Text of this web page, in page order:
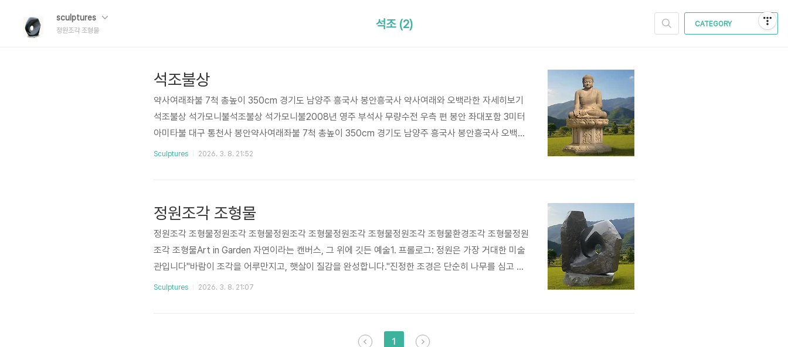
sculptures
정원조각 조형물
CATEGORY
석조 (2)
석조불상
약사여래좌불 7척 총높이 350cm 경기도 남양주 흥국사 봉안흥국사 약사여래와 오백라한 자세히보기
석조불상 석가모니불석조불상 석가모니불2008년 영주 부석사 무량수전 우측 편 봉안 좌대포함 3미터
아미타불 대구 통천사 봉안약사여래좌불 7척 총높이 350cm 경기도 남양주 흥국사 봉안흥국사 오백라
한 자세히보기보살상석조 관음보살대구 팔공산 용주암 봉안대구 팔공산 용주암 봉안용수관음 높이 50c
아니라, '구원(지장보살..
Sculptures 2026. 3. 8. 21:52
정원조각 조형물
정원조각 조형물정원조각 조형물정원조각 조형물정원조각 조형물정원조각 조형물환경조각 조형물정원
조각 조형물Art in Garden 자연이라는 캔버스, 그 위에 깃든 예술1. 프롤로그: 정원은 가장 거대한 미술
관입니다"바람이 조각을 어루만지고, 햇살이 질감을 완성합니다."진정한 조경은 단순히 나무를 심고 돌
을 놓는 행위를 넘어섭니다. 그것은 대지라는 캔버스 위에 공간을 기획하고 미학을 채우는 종합 예술입
원을 사유(思惟)가 깃든 야외 갤러리로 변모시킬 예술적 오브제를 제안합니다.2. 작품 세계① 물성의 ..
Sculptures 2026. 3. 8. 21:07
1